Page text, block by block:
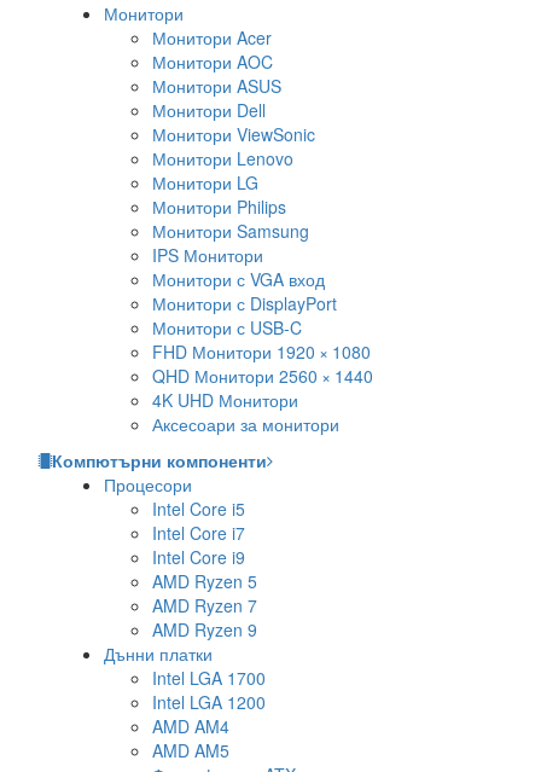
Монитори
Монитори Acer
Монитори AOC
Монитори ASUS
Монитори Dell
Монитори ViewSonic
Монитори Lenovo
Монитори LG
Монитори Philips
Монитори Samsung
IPS Монитори
Монитори с VGA вход
Монитори с DisplayPort
Монитори с USB-C
FHD Монитори 1920 × 1080
QHD Монитори 2560 × 1440
4K UHD Монитори
Аксесоари за монитори
Компютърни компоненти
Процесори
Intel Core i5
Intel Core i7
Intel Core i9
AMD Ryzen 5
AMD Ryzen 7
AMD Ryzen 9
Дънни платки
Intel LGA 1700
Intel LGA 1200
AMD AM4
AMD AM5